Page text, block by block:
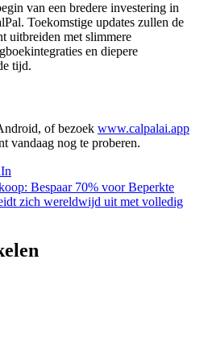
van een bredere investering in
Toekomstige updates zullen de
uitbreiden met slimmere
en diepere
tijd.
of bezoek www.calpalai.app
vandaag nog te proberen.
Bespaar 70% voor Beperkte
zich wereldwijd uit met volledig